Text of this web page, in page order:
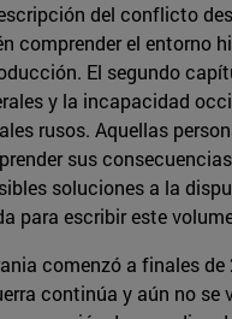
del conflicto
comprender el entorno
El segundo
y la incapacidad
rusos. Aquellas
sus
soluciones a la
para escribir este
comenzó a finales
continúa y aún no